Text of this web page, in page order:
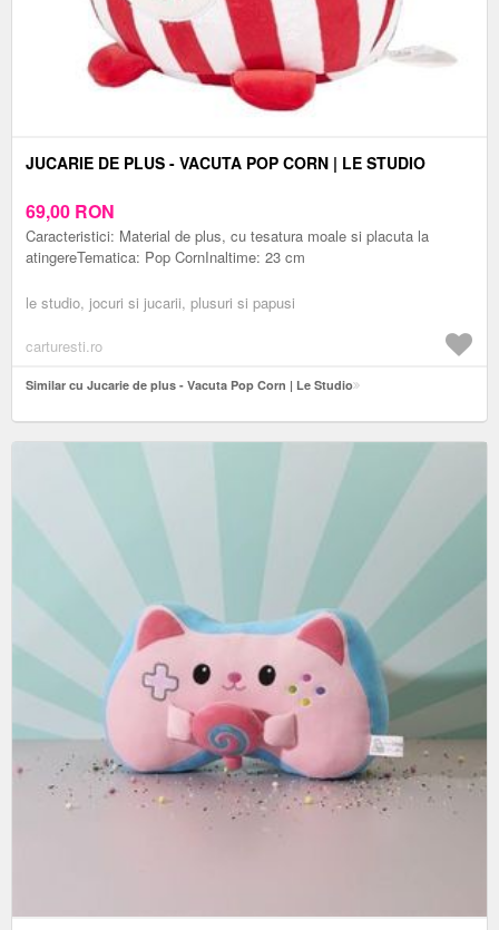
JUCARIE DE PLUS - VACUTA POP CORN | LE STUDIO
69,00 RON
Caracteristici: Material de plus, cu tesatura moale si placuta la
atingereTematica: Pop CornInaltime: 23 cm
le studio, jocuri si jucarii, plusuri si papusi
carturesti.ro
Similar cu Jucarie de plus - Vacuta Pop Corn | Le Studio